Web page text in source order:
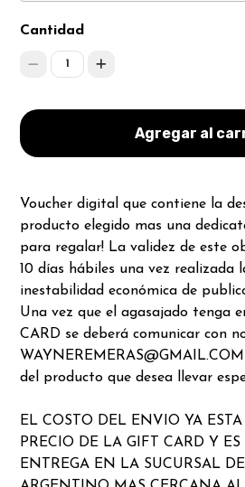
Cantidad
1
Agregar al
Voucher digital que contiene la
producto elegido mas una
para regalar! La validez de este
10 días hábiles una vez realizada
inestabilidad económica de
Una vez que el agasajado tenga
CARD se deberá comunicar con
del producto que desea llevar
EL COSTO DEL ENVIO YA
PRECIO DE LA GIFT CARD Y
ENTREGA EN LA SUCURSAL